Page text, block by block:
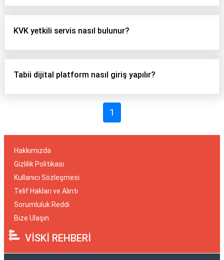
KVK yetkili servis nasıl bulunur?
Tabii dijital platform nasıl giriş yapılır?
1
Hakkımızda
Gizlilik Politikası
Kullanıcı Sözleşmesi
Telif Hakları ve Alıntı
Sorumluluk Reddi
Bize Ulaşın
VİSKİ REHBERİ